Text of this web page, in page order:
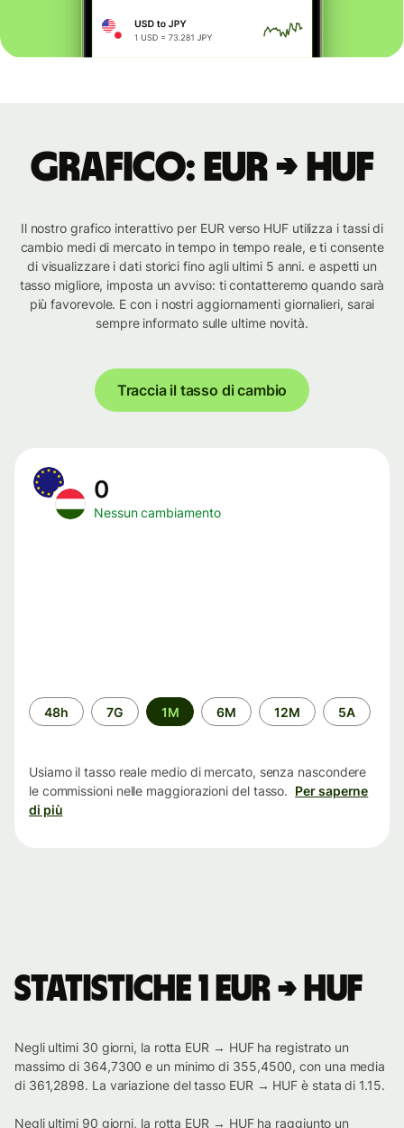
Grafico: EUR → HUF
Il nostro grafico interattivo per EUR verso HUF utilizza i tassi di
cambio medi di mercato in tempo in tempo reale, e ti consente
di visualizzare i dati storici fino agli ultimi 5 anni. e aspetti un
tasso migliore, imposta un avviso: ti contatteremo quando sarà
più favorevole. E con i nostri aggiornamenti giornalieri, sarai
sempre informato sulle ultime novità.
Traccia il tasso di cambio
0
Nessun cambiamento
Periodo
di
48h 7G 1M 6M 12M 5A
Usiamo il tasso reale medio di mercato, senza nascondere
le commissioni nelle maggiorazioni del tasso. Per saperne
di più
Statistiche 1 EUR → HUF
Negli ultimi 30 giorni, la rotta EUR → HUF ha registrato un
massimo di 364,7300 e un minimo di 355,4500, con una media
di 361,2898. La variazione del tasso EUR → HUF è stata di 1.15.
Negli ultimi 90 giorni, la rotta EUR → HUF ha raggiunto un